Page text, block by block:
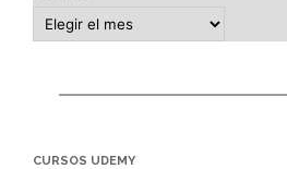
CURSOS UDEMY